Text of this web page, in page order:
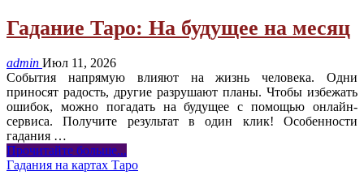
Гадание Таро: На будущее на месяц
admin Июл 11, 2026
События напрямую влияют на жизнь человека. Одни
приносят радость, другие разрушают планы. Чтобы избежать
ошибок, можно погадать на будущее с помощью онлайн-
сервиса. Получите результат в один клик! Особенности
гадания …
Прочитайте больше...
Гадания на картах Таро